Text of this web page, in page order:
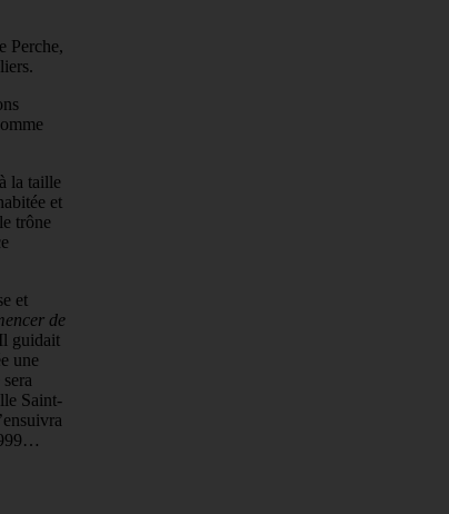
Perche,
la taille
et
trône
et
de
guidait
une
Saint-